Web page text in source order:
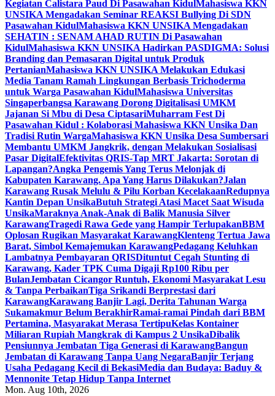
Kegiatan Calistara Paud Di Pasawahan KidulMahasiswa KKN
UNSIKA Mengadakan Seminar REAKSI Bullying Di SDN
Pasawahan KidulMahasiswa KKN UNSIKA Mengadakan
SEHATIN : SENAM AHAD RUTIN Di Pasawahan
KidulMahasiswa KKN UNSIKA Hadirkan PASDIGMA: Solusi
Branding dan Pemasaran Digital untuk Produk
PertanianMahasiswa KKN UNSIKA Melakukan Edukasi
Media Tanam Ramah Lingkungan Berbasis Trichoderma
untuk Warga Pasawahan KidulMahasiswa Universitas
Singaperbangsa Karawang Dorong Digitalisasi UMKM
Jajanan Si Mbu di Desa CiptasariMuharram Fest Di
Pasawahan Kidul : Kolaborasi Mahasiswa KKN Unsika Dan
Tradisi Rutin WargaMahasiswa KKN Unsika Desa Sumbersari
Membantu UMKM Jangkrik, dengan Melakukan Sosialisasi
Pasar DigitalEfektivitas QRIS-Tap MRT Jakarta: Sorotan di
Lapangan?Angka Pengemis Yang Terus Melonjak di
Kabupaten Karawang. Apa Yang Harus Dilakukan?Jalan
Karawang Rusak Melulu & Pilu Korban KecelakaanRedupnya
Kantin Depan UnsikaButuh Strategi Atasi Macet Saat Wisuda
UnsikaMaraknya Anak-Anak di Balik Manusia Silver
KarawangTragedi Rawa Gede yang Hampir TerlupakanBBM
Oplosan Rugikan Masyarakat KarawangKlenteng Tertua Jawa
Barat, Simbol Kemajemukan KarawangPedagang Keluhkan
Lambatnya Pembayaran QRISDituntut Cegah Stunting di
Karawang, Kader TPK Cuma Digaji Rp100 Ribu per
BulanJembatan Cicangor Runtuh, Ekonomi Masyarakat Lesu
& Tanpa PerbaikanTiga Srikandi Berprestasi dari
KarawangKarawang Banjir Lagi, Derita Tahunan Warga
Sukamakmur Belum BerakhirRamai-ramai Pindah dari BBM
Pertamina, Masyarakat Merasa TertipuKelas Kontainer
Miliaran Rupiah Mangkrak di Kampus 2 UnsikaDibalik
Pensiunnya Jembatan Tiga Generasi di KarawangBangun
Jembatan di Karawang Tanpa Uang NegaraBanjir Terjang
Usaha Pedagang Kecil di BekasiMedia dan Budaya: Baduy &
Mennonite Tetap Hidup Tanpa Internet
Mon. Aug 10th, 2026